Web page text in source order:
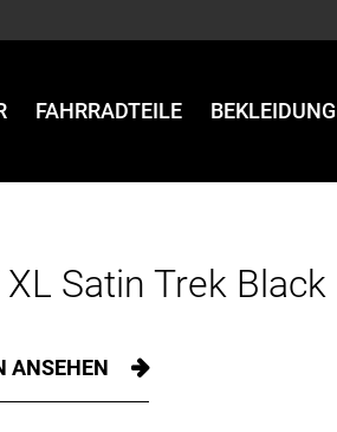
FAHRRADTEILE BEKLEIDUNG
Satin Trek Black
ANSEHEN